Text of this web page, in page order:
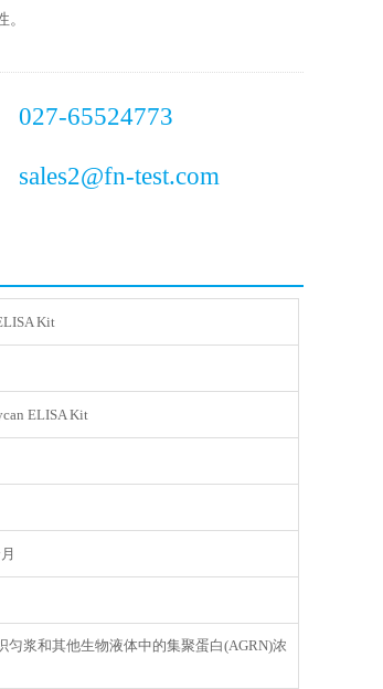
。
027-65524773
sales2@fn-test.com
Kit
ELISA Kit
浆和其他生物液体中的集聚蛋白(AGRN)浓